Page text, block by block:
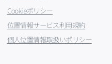
Cookieポリシー
位置情報サービス利用規約
個人位置情報取扱いポリシー